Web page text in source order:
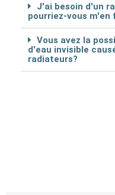
J'ai besoin d'un
pourriez-vous m'en
Vous avez la
d'eau invisible
radiateurs?